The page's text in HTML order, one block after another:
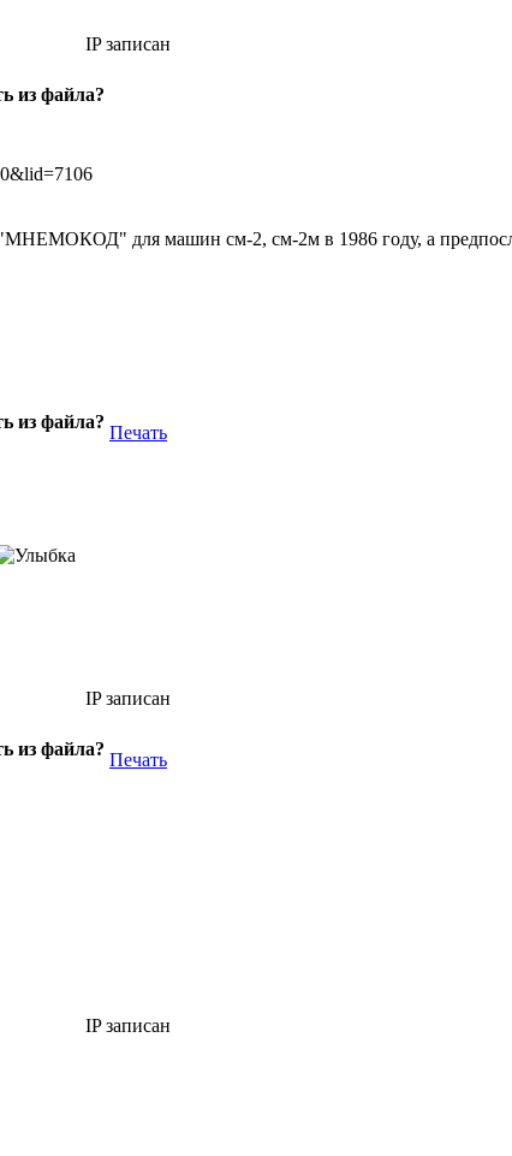
IP записан
из файла?
для машин см-2, см-2м в 1986 году, а
из файла?
Печать
IP записан
из файла?
Печать
IP записан